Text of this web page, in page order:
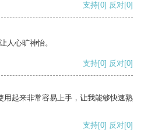
支持[0] 反对[0]
人心旷神怡。
支持[0] 反对[0]
用起来非常容易上手，让我能够快速熟
支持[0] 反对[0]